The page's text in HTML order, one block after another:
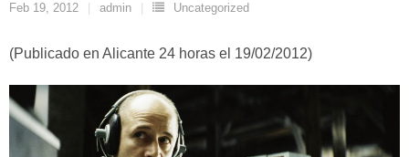
Feb 19, 2012 admin Uncategorized
(Publicado en Alicante 24 horas el 19/02/2012)